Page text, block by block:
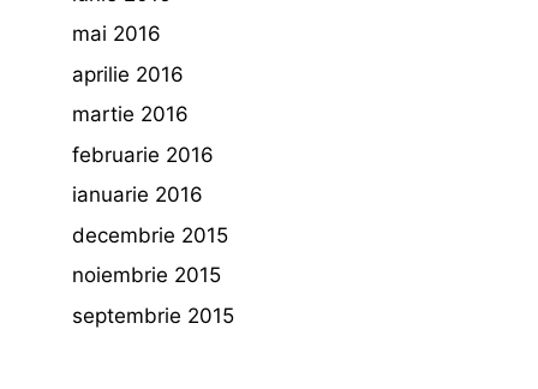
mai 2016
aprilie 2016
martie 2016
februarie 2016
ianuarie 2016
decembrie 2015
noiembrie 2015
septembrie 2015